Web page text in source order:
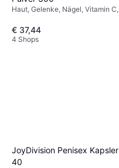
Haut, Gelenke, Nägel, Vitamin C,
Laktosefrei, Glutenfrei, Zuckerfrei
€ 37,44
4 Shops
JoyDivision Penisex Kapsler
40